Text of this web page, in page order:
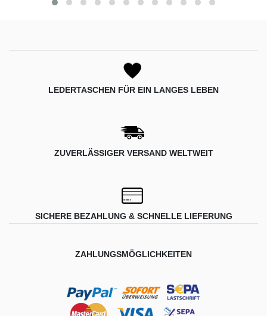
LEDERTASCHEN FÜR EIN LANGES LEBEN
ZUVERLÄSSIGER VERSAND WELTWEIT
SICHERE BEZAHLUNG & SCHNELLE LIEFERUNG
ZAHLUNGSMÖGLICHKEITEN